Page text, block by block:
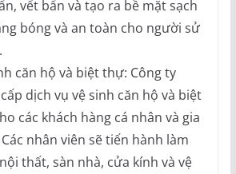
vết bẩn và tạo ra bề mặt sạch
bóng và an toàn cho người sử
căn hộ và biệt thự: Công ty
dịch vụ vệ sinh căn hộ và biệt
các khách hàng cá nhân và gia
nhân viên sẽ tiến hành làm
thất, sàn nhà, cửa kính và vệ